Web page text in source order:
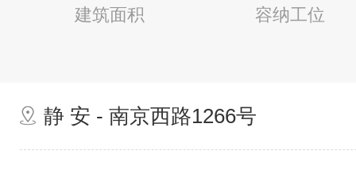
建筑面积 容纳工位
静 安 - 南京西路1266号